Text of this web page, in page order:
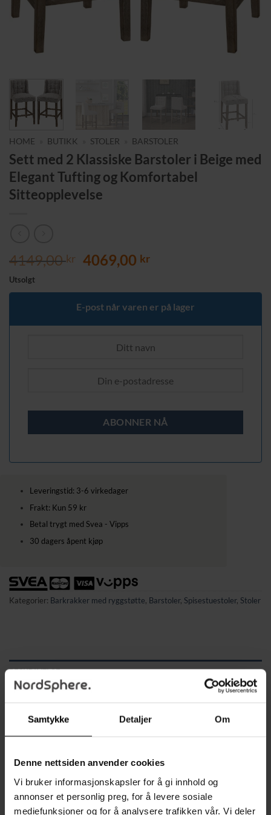
Samtykke Detaljer Om
Denne nettsiden anvender cookies
Vi bruker informasjonskapsler for å gi innhold og
annonser et personlig preg, for å levere sosiale
mediefunksjoner og for å analysere trafikken vår. Vi deler
HOME BUTIKK STOLER BARSTOLER
Sett med 2 Klassiske Barstoler i Beige med
Elegant Tufting og Komfortabel
Sitteopplevelse
4149,00kr Opprinnelig
var:
4149,00 kr.
4069,00 krNåværende
er:
4069,00 kr.
Utsolgt
E-post når varen er på lager
Leveringstid: 3-6 virkedager
Frakt: Kun 59 kr
Betal trygt med Svea - Vipps
30 dagers åpent kjøp
Kategorier: Barkrakker med ryggstøtte, Barstoler, Spisestuestoler, Stoler
BESKRIVELSE
Oppgrader kjøkkenet eller barområdet ditt med dette
stilrene settet av to klassiske barstoler. De tuftede
Det integrerte fotstøtten bidrar til en avslappet sittestilling,
perfekt for lange samtaler eller måltider.